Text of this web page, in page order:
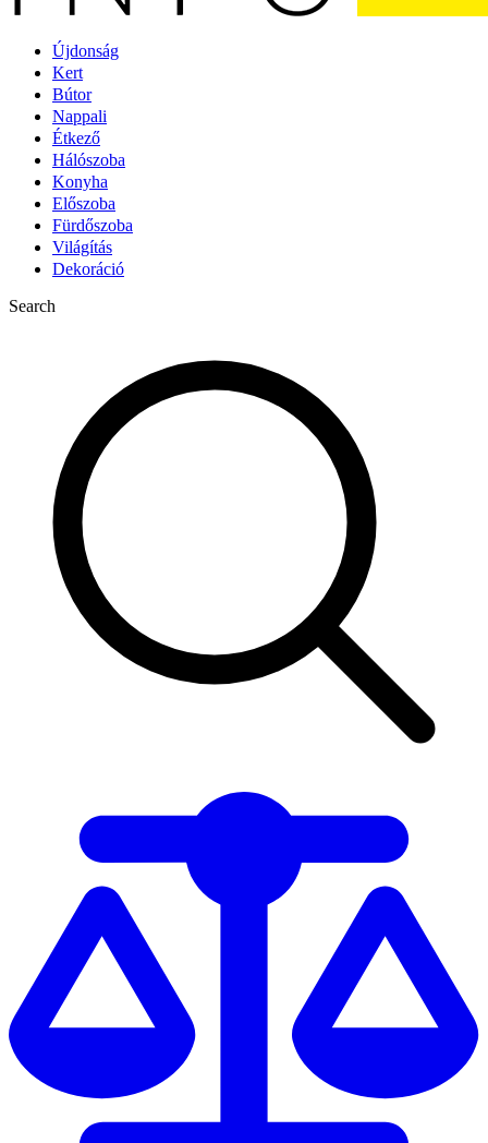
Újdonság
Kert
Bútor
Nappali
Étkező
Hálószoba
Konyha
Előszoba
Fürdőszoba
Világítás
Dekoráció
Search